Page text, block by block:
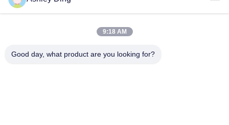
9:18 AM
Good day, what product are you looking for?